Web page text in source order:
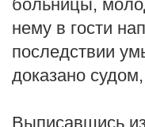
больницы,
нему в гости
последствии
доказано
Выписавшись